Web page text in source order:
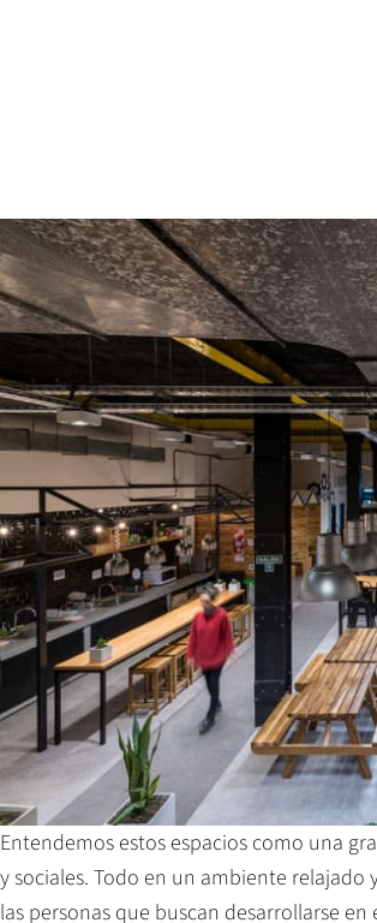
Entendemos estos espacios como una
y sociales. Todo en un ambiente
las personas que buscan desarrollarse